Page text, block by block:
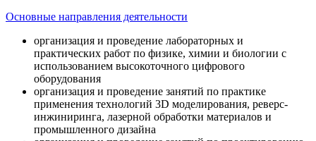
Основные направления деятельности
организация и проведение лабораторных и
практических работ по физике, химии и биологии с
использованием высокоточного цифрового
оборудования
организация и проведение занятий по практике
применения технологий 3D моделирования, реверс-
инжиниринга, лазерной обработки материалов и
промышленного дизайна